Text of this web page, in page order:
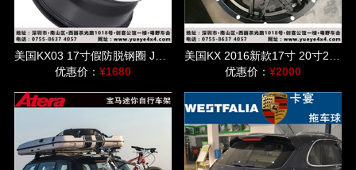
优惠价： ¥1680
优惠价：¥2000